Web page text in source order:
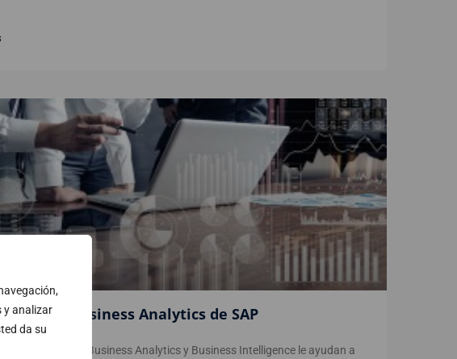
y analizar
da su
para Business Analytics de SAP
de SAP para Business Analytics y Business Intelligence le ayudan a